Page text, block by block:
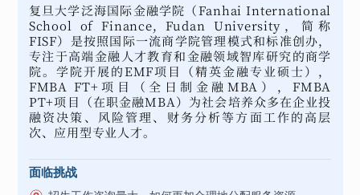
复旦大学泛海国际金融学院（Fanhai International
School of Finance, Fudan University，简称
FISF）是按照国际一流商学院管理模式和标准创办，
专注于高端金融人才教育和金融领域智库研究的商学
院。学院开展的EMF项目（精英金融专业硕士），
FMBA FT+项目（全日制金融MBA），FMBA
PT+项目（在职金融MBA）为社会培养众多在企业投
融资决策、风险管理、财务分析等方面工作的高层
次、应用型专业人才。
面临挑战